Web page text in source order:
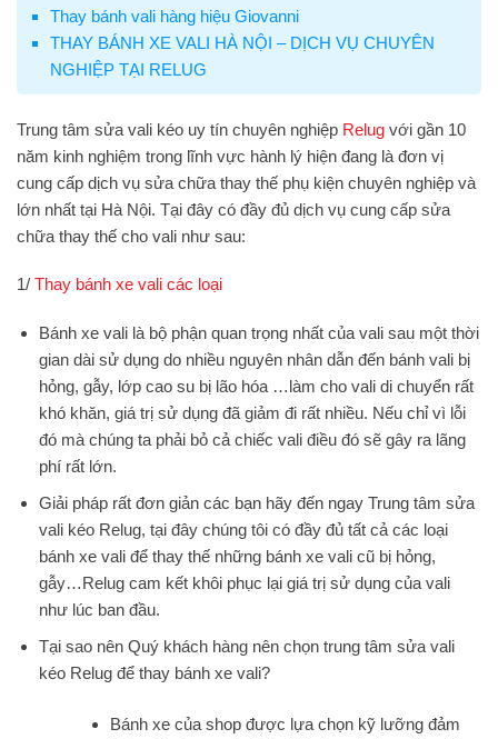
Thay bánh vali hàng hiệu Giovanni
THAY BÁNH XE VALI HÀ NỘI – DỊCH VỤ CHUYÊN
NGHIỆP TẠI RELUG
Trung tâm sửa vali kéo uy tín chuyên nghiệp Relug với gần 10
năm kinh nghiệm trong lĩnh vực hành lý hiện đang là đơn vị
cung cấp dịch vụ sửa chữa thay thế phụ kiện chuyên nghiệp và
lớn nhất tại Hà Nội. Tại đây có đầy đủ dịch vụ cung cấp sửa
chữa thay thế cho vali như sau:
1/ Thay bánh xe vali các loại
Bánh xe vali là bộ phận quan trọng nhất của vali sau một thời
gian dài sử dụng do nhiều nguyên nhân dẫn đến bánh vali bị
hỏng, gẫy, lớp cao su bị lão hóa …làm cho vali di chuyển rất
khó khăn, giá trị sử dụng đã giảm đi rất nhiều. Nếu chỉ vì lỗi
đó mà chúng ta phải bỏ cả chiếc vali điều đó sẽ gây ra lãng
phí rất lớn.
Giải pháp rất đơn giản các bạn hãy đến ngay Trung tâm sửa
vali kéo Relug, tại đây chúng tôi có đầy đủ tất cả các loại
bánh xe vali để thay thế những bánh xe vali cũ bị hỏng,
gẫy…Relug cam kết khôi phục lại giá trị sử dụng của vali
như lúc ban đầu.
Tại sao nên Quý khách hàng nên chọn trung tâm sửa vali
kéo Relug để thay bánh xe vali?
Bánh xe của shop được lựa chọn kỹ lưỡng đảm